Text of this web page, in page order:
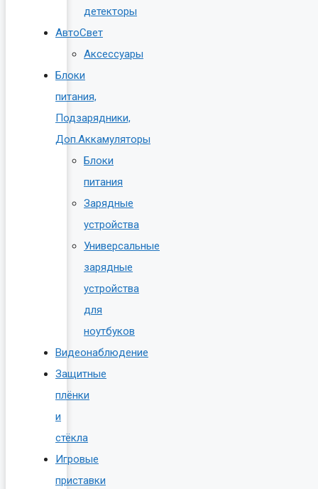
детекторы
АвтоСвет
Аксессуары
Блоки
питания,
Подзарядники,
Доп.Аккамуляторы
Блоки
питания
Зарядные
устройства
Универсальные
зарядные
устройства
для
ноутбуков
Видеонаблюдение
Защитные
плёнки
и
стёкла
Игровые
приставки